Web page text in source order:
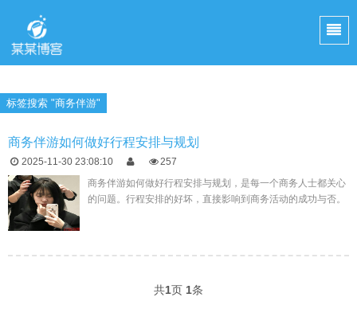
标签搜索 "商务伴游"
商务伴游如何做好行程安排与规划
2025-11-30 23:08:10
257
商务伴游如何做好行程安排与规划，是每一个商务人士都关心
的问题。行程安排的好坏，直接影响到商务活动的成功与否。
共1页 1条